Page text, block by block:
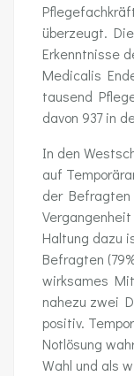
überzeugt.
Erkenntnisse
Medicalis
tausend
davon 937 in
In den
auf
der Befragten
Haltung dazu
Befragten
wirksames
nahezu zwei
positiv.
Notlösung
Wahl und als